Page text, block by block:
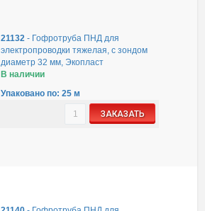
21132- Гофротруба ПНД для
электропроводки тяжелая, с зондом
диаметр 32 мм, Экопласт
В наличии
Упаковано по: 25 м
ЗАКАЗАТЬ